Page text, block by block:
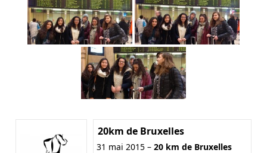
20km de Bruxelles
31 mai 2015 – 20 km de Bruxelles